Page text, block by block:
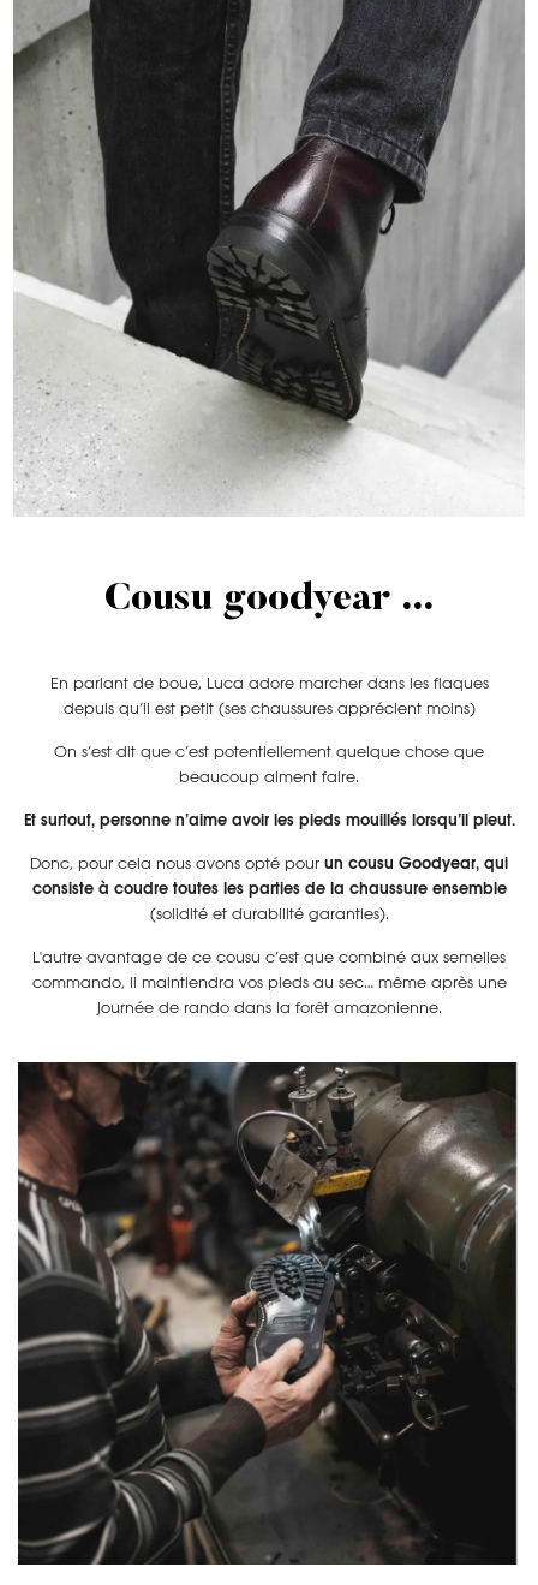
Cousu goodyear ...
En parlant de boue, Luca adore marcher dans les flaques
depuis qu’il est petit (ses chaussures apprécient moins)
On s’est dit que c’est potentiellement quelque chose que
beaucoup aiment faire.
Et surtout, personne n’aime avoir les pieds mouillés lorsqu’il pleut.
Donc, pour cela nous avons opté pour un cousu Goodyear, qui
consiste à coudre toutes les parties de la chaussure ensemble
(solidité et durabilité garanties).
L'autre avantage de ce cousu c’est que combiné aux semelles
commando, il maintiendra vos pieds au sec… même après une
journée de rando dans la forêt amazonienne.